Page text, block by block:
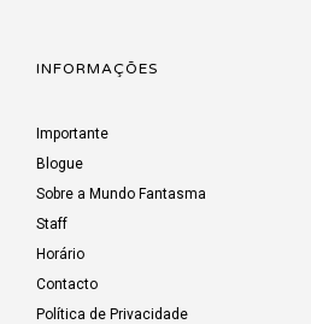
INFORMAÇÕES
Importante
Blogue
Sobre a Mundo Fantasma
Staff
Horário
Contacto
Política de Privacidade